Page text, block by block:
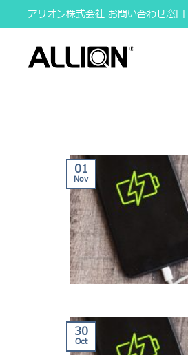
to
content
アリオン株式会社 お問い合わせ窓口
01
Nov
30
Oct